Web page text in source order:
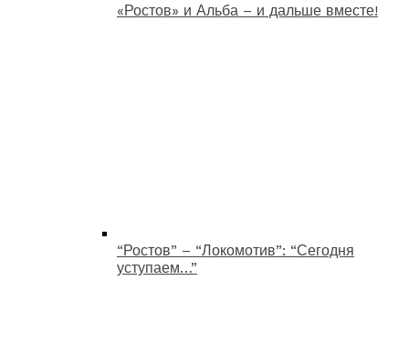
«Ростов» и Альба – и дальше вместе!
“Ростов” – “Локомотив”: “Сегодня
уступаем…”